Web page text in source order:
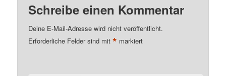
Schreibe einen Kommentar
Deine E-Mail-Adresse wird nicht veröffentlicht.
Erforderliche Felder sind mit* markiert